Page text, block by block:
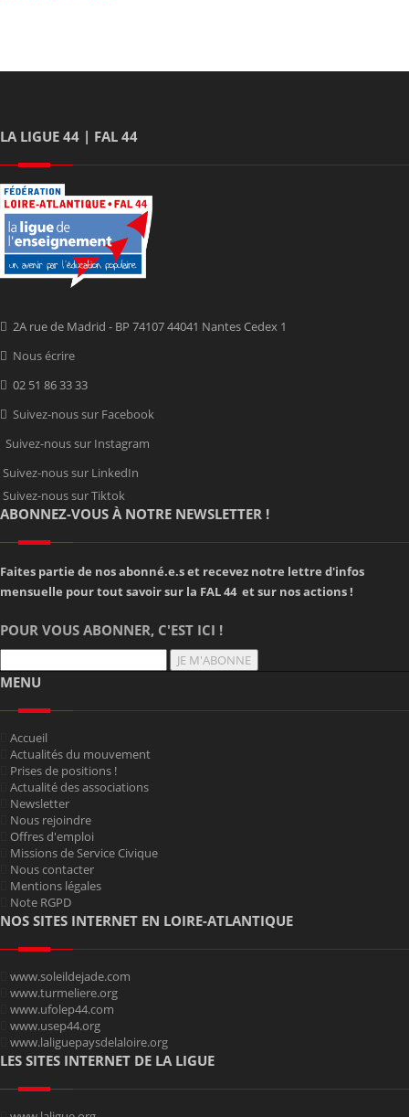
LA LIGUE 44 | FAL 44
2A rue de Madrid - BP 74107 44041 Nantes Cedex 1
Nous écrire
02 51 86 33 33
Suivez-nous sur Facebook
Suivez-nous sur Instagram
Suivez-nous sur LinkedIn
Suivez-nous sur Tiktok
ABONNEZ-VOUS À NOTRE NEWSLETTER !
Faites partie de nos abonné.e.s et recevez notre lettre d'infos
mensuelle pour tout savoir sur la FAL 44 et sur nos actions !
POUR VOUS ABONNER, C'EST ICI !
JE M'ABONNE
MENU
Accueil
Actualités du mouvement
Prises de positions !
Actualité des associations
Newsletter
Nous rejoindre
Offres d'emploi
Missions de Service Civique
Nous contacter
Mentions légales
Note RGPD
NOS SITES INTERNET EN LOIRE-ATLANTIQUE
www.soleildejade.com
www.turmeliere.org
www.ufolep44.com
www.usep44.org
www.laliguepaysdelaloire.org
LES SITES INTERNET DE LA LIGUE